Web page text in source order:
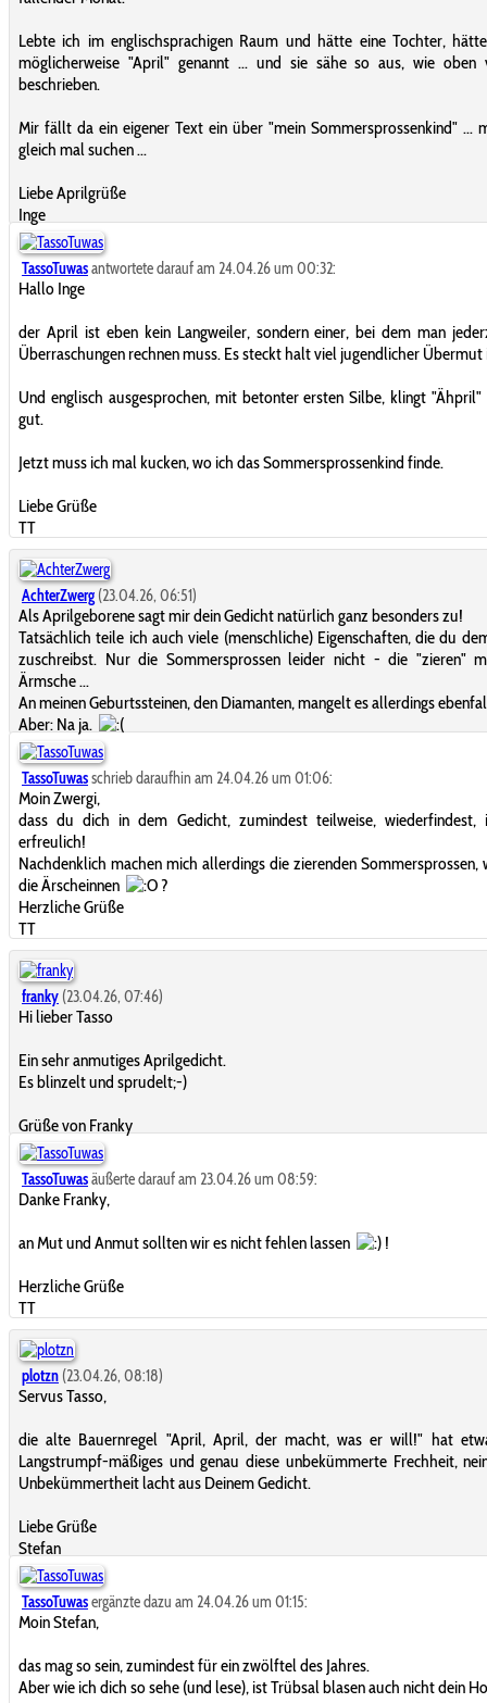
Lebte ich im englischsprachigen Raum und hätte eine Tochter,
möglicherweise "April" genannt ... und sie sähe so aus, wie oben
beschrieben.
Mir fällt da ein eigener Text ein über "mein Sommersprossenkind" ...
gleich mal suchen ...
Liebe Aprilgrüße
Inge
TassoTuwasantwortete darauf am 24.04.26 um 00:32:
Hallo Inge
der April ist eben kein Langweiler, sondern einer, bei dem man
Überraschungen rechnen muss. Es steckt halt viel jugendlicher Übermut
Und englisch ausgesprochen, mit betonter ersten Silbe, klingt
gut.
Jetzt muss ich mal kucken, wo ich das Sommersprossenkind finde.
Liebe Grüße
TT
AchterZwerg (23.04.26, 06:51)
Als Aprilgeborene sagt mir dein Gedicht natürlich ganz besonders zu!
Tatsächlich teile ich auch viele (menschliche) Eigenschaften, die du
zuschreibst. Nur die Sommersprossen leider nicht - die "zieren"
Ärmsche ...
An meinen Geburtssteinen, den Diamanten, mangelt es allerdings
Aber: Na ja.
TassoTuwasschrieb daraufhin am 24.04.26 um 01:06:
Moin Zwergi,
dass du dich in dem Gedicht, zumindest teilweise, wiederfindest,
erfreulich!
Nachdenklich machen mich allerdings die zierenden Sommersprossen,
die Ärscheinnen
?
Herzliche Grüße
TT
franky (23.04.26, 07:46)
Hi lieber Tasso
Ein sehr anmutiges Aprilgedicht.
Es blinzelt und sprudelt;-)
Grüße von Franky
TassoTuwasäußerte darauf am 23.04.26 um 08:59:
Danke Franky,
an Mut und Anmut sollten wir es nicht fehlen lassen !
Herzliche Grüße
TT
plotzn (23.04.26, 08:18)
Servus Tasso,
die alte Bauernregel "April, April, der macht, was er will!" hat
Langstrumpf-mäßiges und genau diese unbekümmerte Frechheit,
Unbekümmertheit lacht aus Deinem Gedicht.
Liebe Grüße
Stefan
TassoTuwasergänzte dazu am 24.04.26 um 01:15:
Moin Stefan,
das mag so sein, zumindest für ein zwölftel des Jahres.
Aber wie ich dich so sehe (und lese), ist Trübsal blasen auch nicht dein